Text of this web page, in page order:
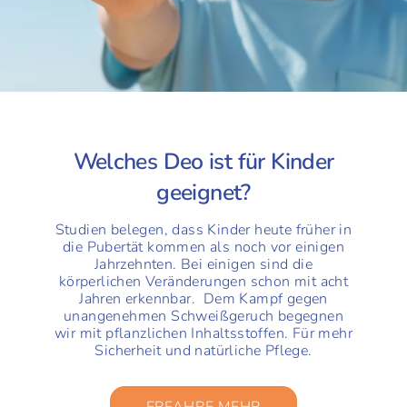
Welches Deo ist für Kinder
geeignet?
Studien belegen, dass Kinder heute früher in
die Pubertät kommen als noch vor einigen
Jahrzehnten. Bei einigen sind die
körperlichen Veränderungen schon mit acht
Jahren erkennbar. Dem Kampf gegen
unangenehmen Schweißgeruch begegnen
wir mit pflanzlichen Inhaltsstoffen. Für mehr
Sicherheit und natürliche Pflege.